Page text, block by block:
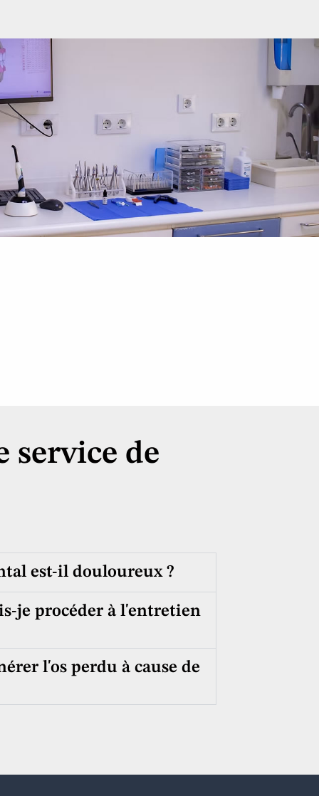
service de
est-il douloureux ?
je procéder à l'entretien
l'os perdu à cause de